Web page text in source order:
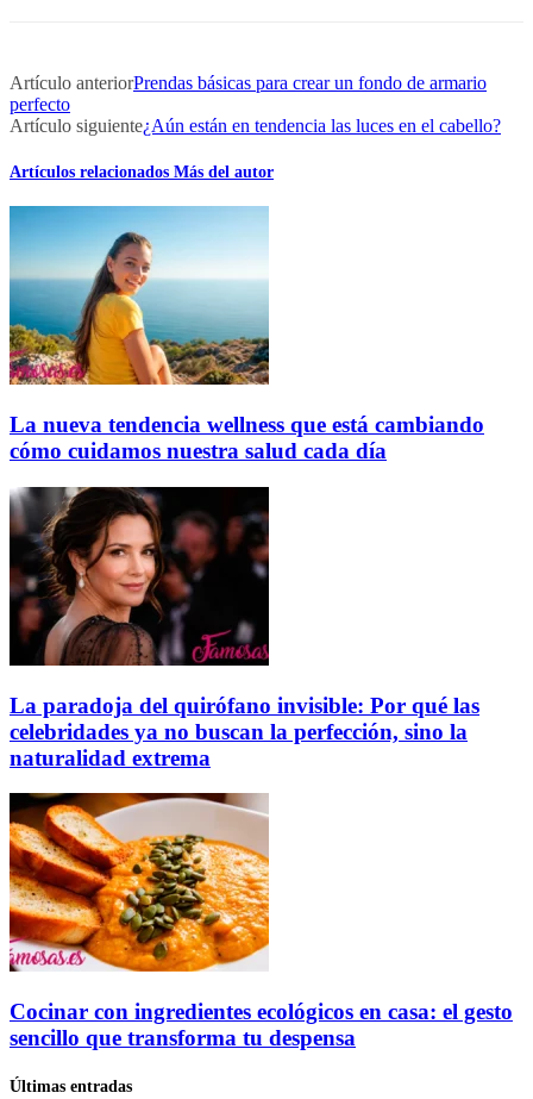
Artículo anteriorPrendas básicas para crear un fondo de armario
perfecto
Artículo siguiente¿Aún están en tendencia las luces en el cabello?
Artículos relacionados Más del autor
La nueva tendencia wellness que está cambiando
cómo cuidamos nuestra salud cada día
La paradoja del quirófano invisible: Por qué las
celebridades ya no buscan la perfección, sino la
naturalidad extrema
Cocinar con ingredientes ecológicos en casa: el gesto
sencillo que transforma tu despensa
Últimas entradas